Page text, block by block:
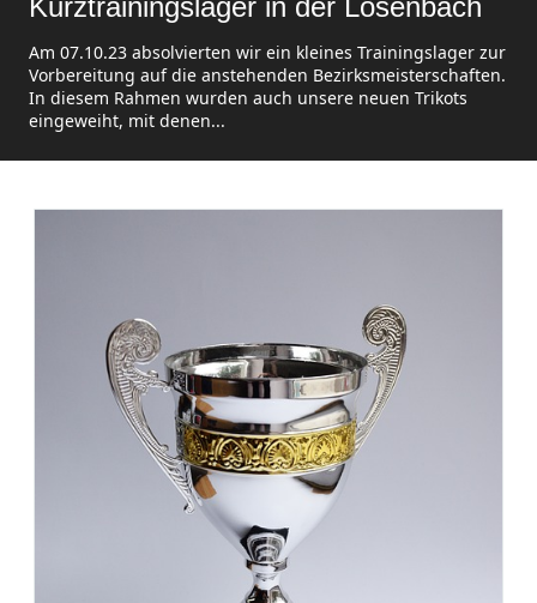
Kurztrainingslager in der Lösenbach
Am 07.10.23 absolvierten wir ein kleines Trainingslager zur
Vorbereitung auf die anstehenden Bezirksmeisterschaften.
In diesem Rahmen wurden auch unsere neuen Trikots
eingeweiht, mit denen...